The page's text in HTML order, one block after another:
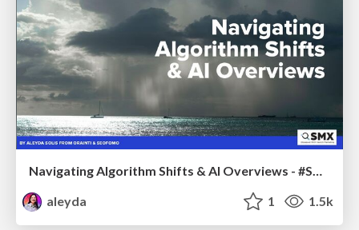
Navigating Algorithm Shifts & AI Overviews - #SMXNext
aleyda
1 1.5k